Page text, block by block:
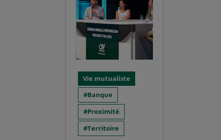
Vie mutualiste
Banque
Proximité
Territoire